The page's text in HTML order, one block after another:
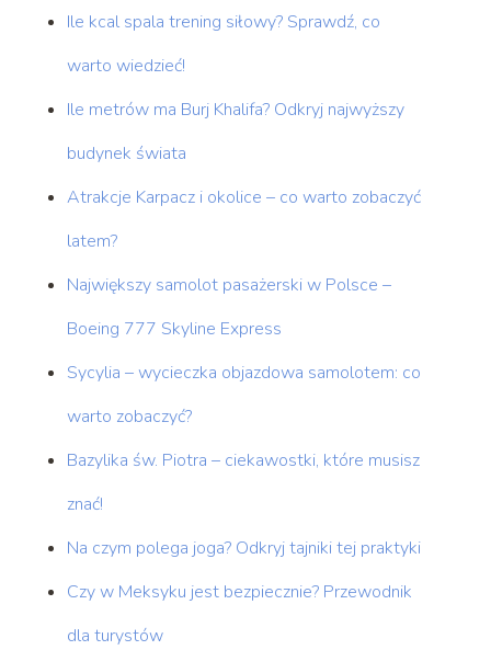
Ile kcal spala trening siłowy? Sprawdź, co
warto wiedzieć!
Ile metrów ma Burj Khalifa? Odkryj najwyższy
budynek świata
Atrakcje Karpacz i okolice – co warto zobaczyć
latem?
Największy samolot pasażerski w Polsce –
Boeing 777 Skyline Express
Sycylia – wycieczka objazdowa samolotem: co
warto zobaczyć?
Bazylika św. Piotra – ciekawostki, które musisz
znać!
Na czym polega joga? Odkryj tajniki tej praktyki
Czy w Meksyku jest bezpiecznie? Przewodnik
dla turystów